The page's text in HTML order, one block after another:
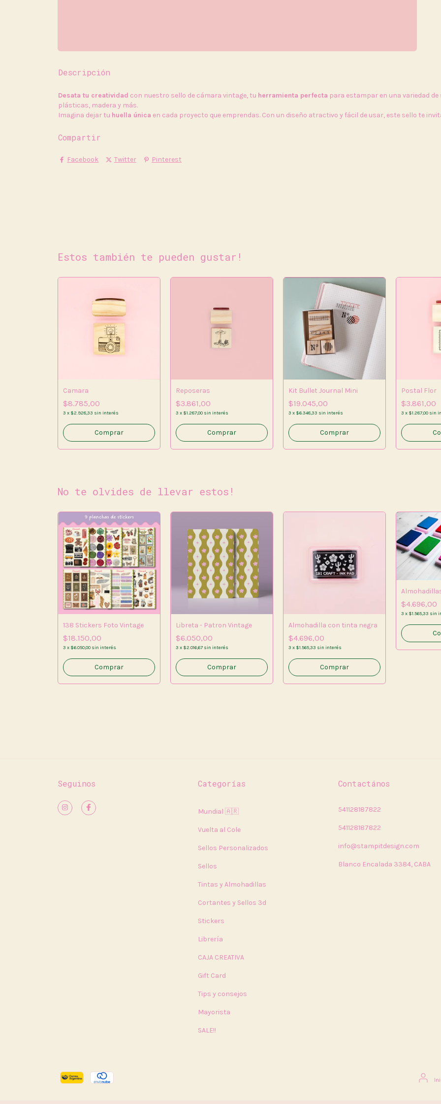
Descripción
Desata tu creatividad con nuestro sello de cámara vintage, tu herramienta perfecta para estampar en una variedad
plásticas, madera y más.
Imagina dejar tu huella única en cada proyecto que emprendas. Con un diseño atractivo y fácil de usar, este sello te
Compartir
Facebook Twitter Pinterest
Estos también te pueden gustar!
Camara
$8.785,00
3 x $2.928,33 sin interés
Reposeras
$3.861,00
3 x $1.287,00 sin interés
Kit Bullet Journal Mini
$19.045,00
3 x $6.348,33 sin interés
Postal Flor
$3.861,00
3 x $1.287,00 sin
No te olvides de llevar estos!
138 Stickers Foto Vintage
$18.150,00
3 x $6.050,00 sin interés
Libreta - Patron Vintage
$6.050,00
3 x $2.016,67 sin interés
Comprar
Almohadilla con tinta negra
$4.696,00
3 x $1.565,33 sin interés
$4.696,00
3 x $1.565,33 sin
Seguinos Categorías
Mundial 🇦🇷
Vuelta al Cole
Sellos Personalizados
Sellos
Tintas y Almohadillas
Cortantes y Sellos 3d
Stickers
Librería
CAJA CREATIVA
Gift Card
Tips y consejos
Mayorista
SALE!!
Contactános
541128187822
541128187822
info@stampitdesign.com
Blanco Encalada 3384, CABA